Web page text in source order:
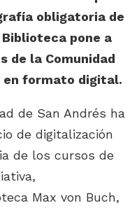
obligatoria de
pone a
de la Comunidad
en formato digital.
de San Andrés ha
de digitalización
de los cursos de
Max von Buch,